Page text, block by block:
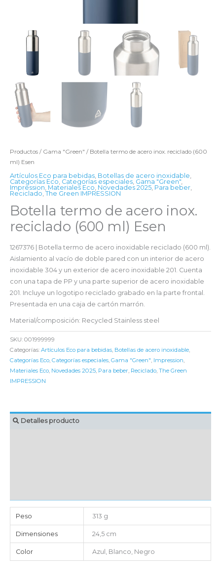
Productos / Gama "Green" / Botella termo de acero inox. reciclado (600
ml) Esen
Artículos Eco para bebidas, Botellas de acero inoxidable,
Categorías Eco, Categorías especiales, Gama "Green",
Impression, Materiales Eco, Novedades 2025, Para beber,
Reciclado, The Green IMPRESSION
Botella termo de acero inox.
reciclado (600 ml) Esen
1267376 | Botella termo de acero inoxidable reciclado (600 ml).
Aislamiento al vacío de doble pared con un interior de acero
inoxidable 304 y un exterior de acero inoxidable 201. Cuenta
con una tapa de PP y una parte superior de acero inoxidable
201. Incluye un logotipo reciclado grabado en la parte frontal.
Presentada en una caja de cartón marrón.
Material/composición: Recycled Stainless steel
SKU: 001999999
Categorías: Artículos Eco para bebidas Botellas de acero inoxidable
Categorías Eco Categorías especiales Gama "Green" Impression
Materiales Eco Novedades 2025 Para beber Reciclado The Green
IMPRESSION
Detalles producto
Peso 313 g
Dimensiones 24,5 cm
Color Azul, Blanco, Negro